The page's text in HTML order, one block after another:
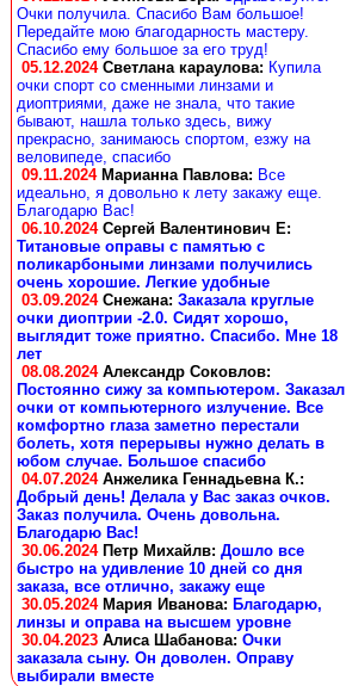
Очки получила. Спасибо Вам большое!
Передайте мою благодарность мастеру.
Спасибо ему большое за его труд!
05.12.2024 Светлана караулова: Купила
очки спорт со сменными линзами и
диоптриями, даже не знала, что такие
бывают, нашла только здесь, вижу
прекрасно, занимаюсь спортом, езжу на
веловипеде, спасибо
09.11.2024 Марианна Павлова: Все
идеально, я довольно к лету закажу еще.
Благодарю Вас!
06.10.2024 Сергей Валентинович Е:
Титановые оправы с памятью с
поликарбоными линзами получились
очень хорошие. Легкие удобные
03.09.2024 Снежана: Заказала круглые
очки диоптрии -2.0. Сидят хорошо,
выглядит тоже приятно. Спасибо. Мне 18
лет
08.08.2024 Александр Соковлов:
Постоянно сижу за компьютером. Заказал
очки от компьютерного излучение. Все
комфортно глаза заметно перестали
болеть, хотя перерывы нужно делать в
юбом случае. Большое спасибо
04.07.2024 Анжелика Геннадьевна К.:
Добрый день! Делала у Вас заказ очков.
Заказ получила. Очень довольна.
Благодарю Вас!
30.06.2024 Петр Михайлв: Дошло все
быстро на удивление 10 дней со дня
заказа, все отлично, закажу еще
30.05.2024 Мария Иванова: Благодарю,
линзы и оправа на высшем уровне
30.04.2023 Алиса Шабанова: Очки
заказала сыну. Он доволен. Оправу
выбирали вместе